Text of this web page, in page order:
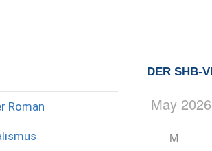
Roman
DER SHB-
M